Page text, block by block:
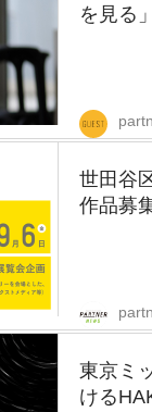
を見る
世田谷
作品募
東京ミ
ける